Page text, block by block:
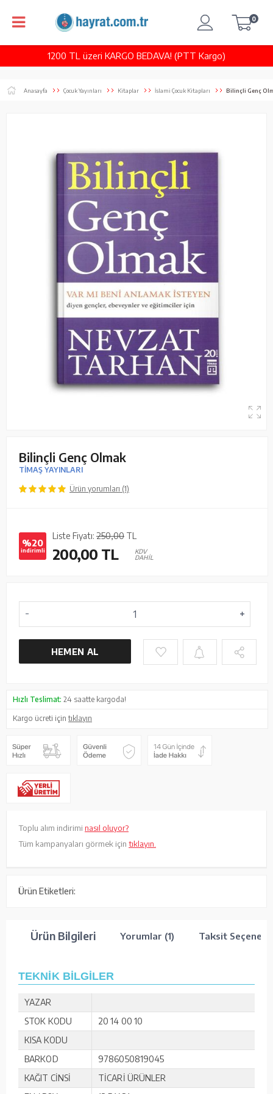
1200 TL üzeri KARGO BEDAVA! (PTT Kargo)
0
Anasayfa Çocuk Yayınları Kitaplar İslami Çocuk Kitapları Bilinçli Genç
Bilinçli Genç Olmak
TİMAŞ YAYINLARI
Ürün yorumları (1)
%20
indirimli
Liste Fiyatı: 250,00 TL
200,00 TL
KDV
DAHİL
HEMEN AL
Hızlı Teslimat: 24 saatte kargoda!
Kargo ücreti içintıklayın
Toplu alım indirimi nasıl oluyor?
Tüm kampanyaları görmek için tıklayın.
Ürün Etiketleri:
Ürün Bilgileri Yorumlar (1) Taksit
TEKNİK BİLGİLER
YAZAR
STOK KODU
20 14 00 10
KISA KODU
BARKOD
9786050819045
KAĞIT CİNSİ
TİCARİ ÜRÜNLER